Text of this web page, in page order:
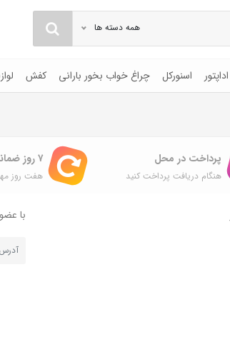
همه دسته ها
اداپتور اسنورکل چراغ خواب بخور بارانی کفش
پرداخت در محل
هنگام دریافت پرداخت کنید
۷ روز ضمانت بازگشت
هفت روز
با عضویت